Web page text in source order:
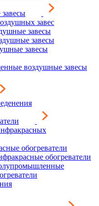
завес
завесы
завесы
завесы
воздушные завесы
обогреватели
обогреватели